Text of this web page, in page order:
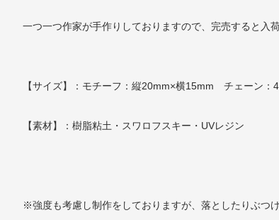
一つ一つ作家が手作りしておりますので、完売すると入
【サイズ】：モチーフ：縦20mm×横15mm チェーン：
【素材】：樹脂粘土・スワロフスキー・UVレジン
※強度も考慮し制作をしておりますが、落としたりぶつ